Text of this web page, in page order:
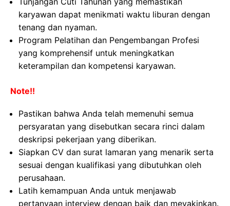
karyawan dapat menikmati waktu liburan dengan
tenang dan nyaman.
Program Pelatihan dan Pengembangan Profesi
yang komprehensif untuk meningkatkan
keterampilan dan kompetensi karyawan.
Note!!
Pastikan bahwa Anda telah memenuhi semua
persyaratan yang disebutkan secara rinci dalam
deskripsi pekerjaan yang diberikan.
Siapkan CV dan surat lamaran yang menarik serta
sesuai dengan kualifikasi yang dibutuhkan oleh
perusahaan.
Latih kemampuan Anda untuk menjawab
pertanyaan interview dengan baik dan meyakinkan.